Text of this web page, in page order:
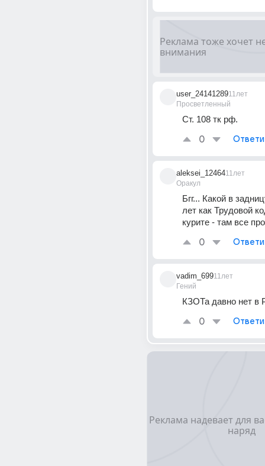
user_24141289
Просветленный
11лет
Ст. 108 тк рф.
0
aleksei_12464
Оракул
11лет
Бгг... Какой в
лет как Трудовой
курите - там все
0
vadim_699
Гений
11лет
КЗОТа давно нет в
0